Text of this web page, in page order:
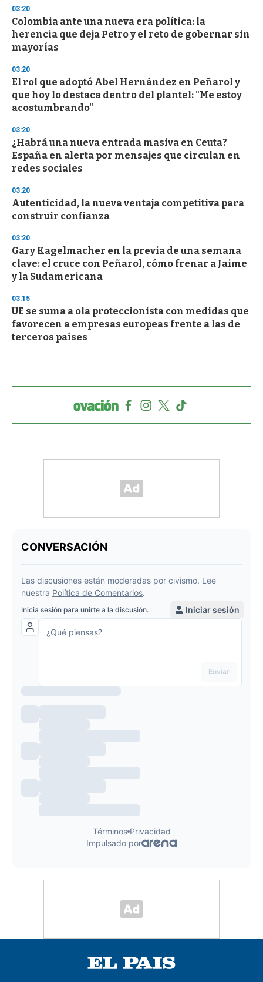
03:20
Colombia ante una nueva era política: la
herencia que deja Petro y el reto de gobernar sin
mayorías
03:20
El rol que adoptó Abel Hernández en Peñarol y
que hoy lo destaca dentro del plantel: "Me estoy
acostumbrando"
03:20
¿Habrá una nueva entrada masiva en Ceuta?
España en alerta por mensajes que circulan en
redes sociales
03:20
Autenticidad, la nueva ventaja competitiva para
construir confianza
03:20
Gary Kagelmacher en la previa de una semana
clave: el cruce con Peñarol, cómo frenar a Jaime
y la Sudamericana
03:15
UE se suma a ola proteccionista con medidas que
favorecen a empresas europeas frente a las de
terceros países